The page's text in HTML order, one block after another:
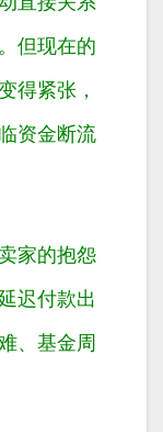
但现在的
得紧张，
资金断流
家的抱怨
迟付款出
、基金周